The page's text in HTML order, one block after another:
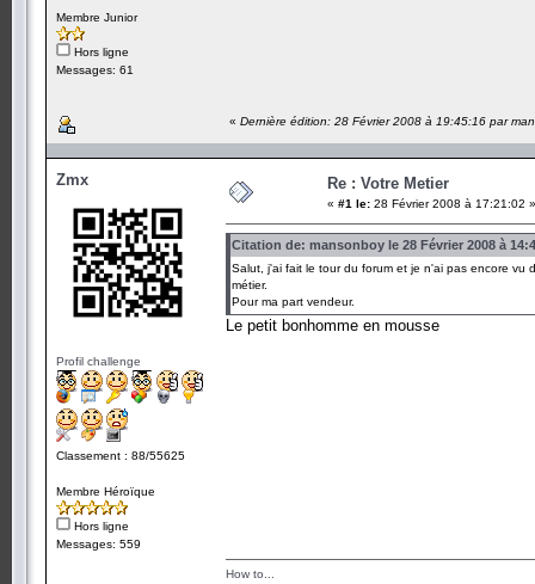
Membre Junior
Hors ligne
Messages: 61
« Dernière édition: 28 Février 2008 à 19:45:16 par
Zmx
Profil challenge
Classement : 88/55625
Membre Héroïque
Hors ligne
Messages: 559
Re : Votre Metier
« #1 le: 28 Février 2008 à 17:21:02 »
Citation de: mansonboy le 28 Février 2008 à
Salut, j'ai fait le tour du forum et je n'ai pas encore vu
métier.
Pour ma part vendeur.
Le petit bonhomme en mousse
How to...